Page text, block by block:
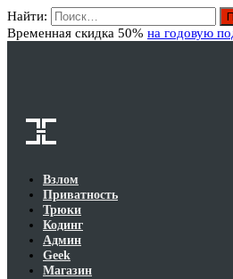
Найти:
Временная скидка 50% на годовую
Взлом
Приватность
Трюки
Кодинг
Админ
Geek
Магазин